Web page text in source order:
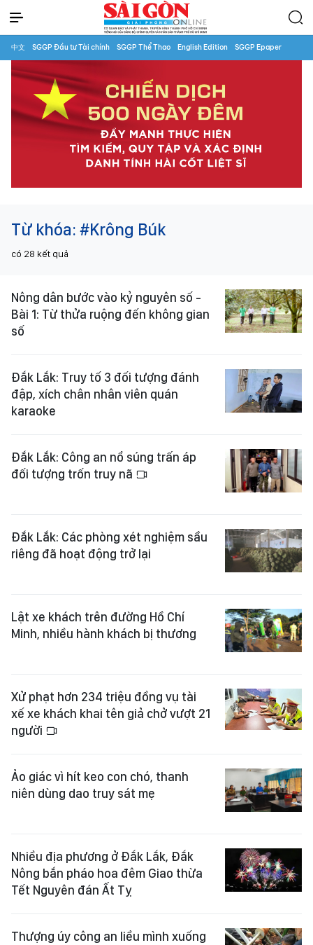
中文 SGGP Đầu tư Tài chính SGGP Thể Thao English Edition SGGP Epaper
Từ khóa: #Krông Búk
có 28 kết quả
Nông dân bước vào kỷ nguyên số -
Bài 1: Từ thửa ruộng đến không gian
số
Đắk Lắk: Truy tố 3 đối tượng đánh
đập, xích chân nhân viên quán
karaoke
Đắk Lắk: Công an nổ súng trấn áp
đối tượng trốn truy nã
Đắk Lắk: Các phòng xét nghiệm sầu
riêng đã hoạt động trở lại
Lật xe khách trên đường Hồ Chí
Minh, nhiều hành khách bị thương
Xử phạt hơn 234 triệu đồng vụ tài
xế xe khách khai tên giả chở vượt 21
người
Ảo giác vì hít keo con chó, thanh
niên dùng dao truy sát mẹ
Nhiều địa phương ở Đắk Lắk, Đắk
Nông bắn pháo hoa đêm Giao thừa
Tết Nguyên đán Ất Tỵ
Thượng úy công an liều mình xuống